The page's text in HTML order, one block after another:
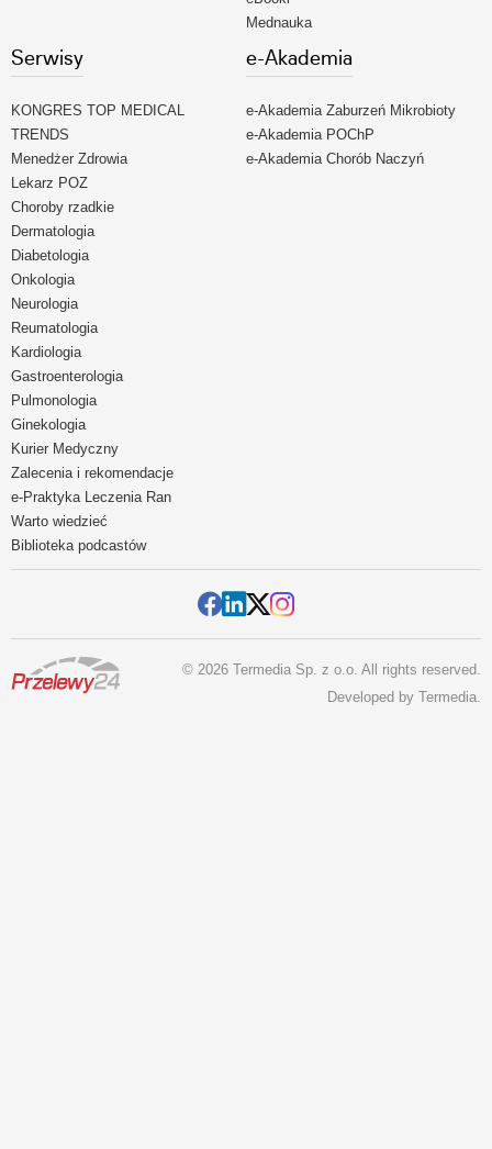
Mednauka
Serwisy
KONGRES TOP MEDICAL
TRENDS
Menedżer Zdrowia
Lekarz POZ
Choroby rzadkie
Dermatologia
Diabetologia
Onkologia
Neurologia
Reumatologia
Kardiologia
Gastroenterologia
Pulmonologia
Ginekologia
Kurier Medyczny
Zalecenia i rekomendacje
e-Praktyka Leczenia Ran
Warto wiedzieć
Biblioteka podcastów
e-Akademia
e-Akademia Zaburzeń Mikrobioty
e-Akademia POChP
e-Akademia Chorób Naczyń
© 2026 Termedia Sp. z o.o. All rights reserved.
Developed by Termedia.